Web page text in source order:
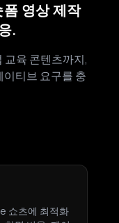
영상 제작
.
교육 콘텐츠까지,
이티브 요구를 충
쇼츠에 최적화